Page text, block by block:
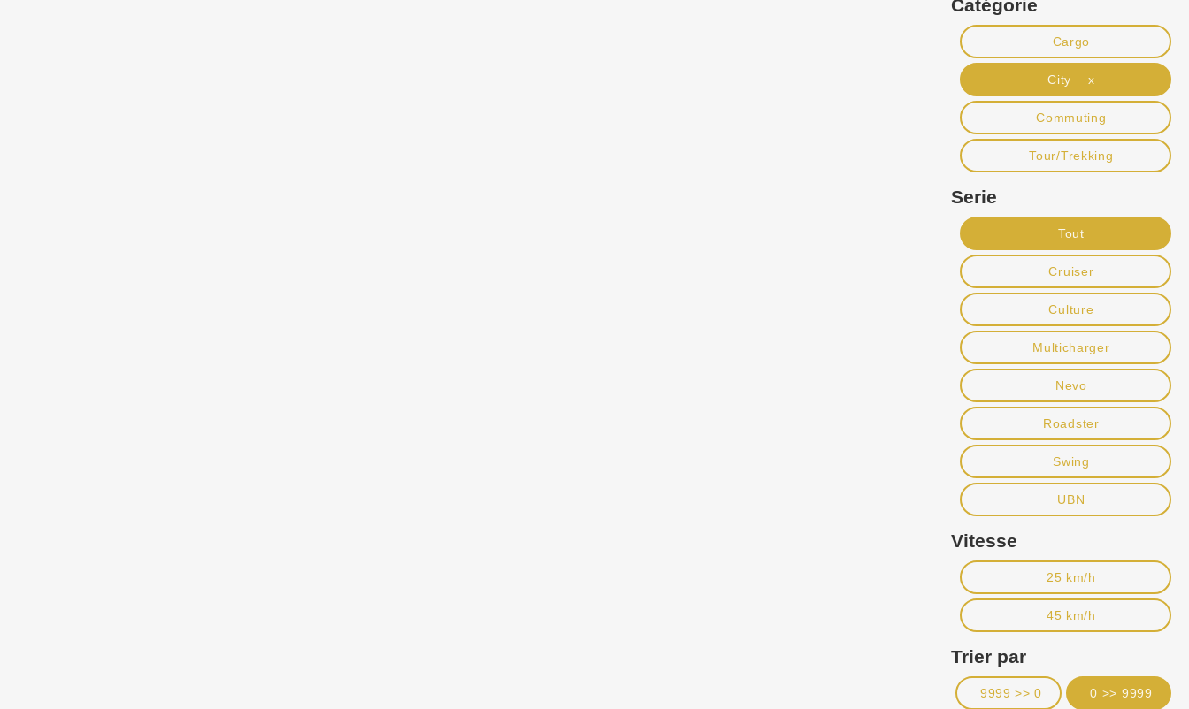
Catégorie
Cargo
City x
Commuting
Tour/Trekking
Serie
Tout
Cruiser
Culture
Multicharger
Nevo
Roadster
Swing
UBN
Vitesse
25 km/h
45 km/h
Trier par
9999 >> 0 0 >> 9999